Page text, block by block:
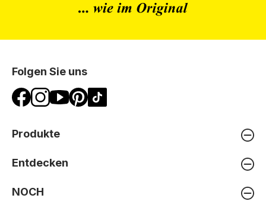
Folgen Sie uns
Produkte
Entdecken
NOCH